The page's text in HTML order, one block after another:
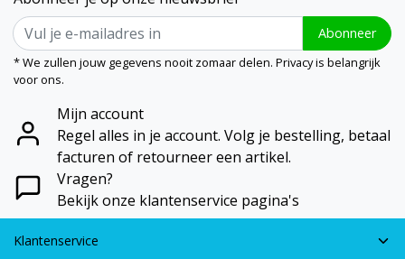
Abonneer
* We zullen jouw gegevens nooit zomaar delen. Privacy is belangrijk
voor ons.
Mijn account
Regel alles in je account. Volg je bestelling, betaal
facturen of retourneer een artikel.
Vragen?
Bekijk onze klantenservice pagina's
Klantenservice